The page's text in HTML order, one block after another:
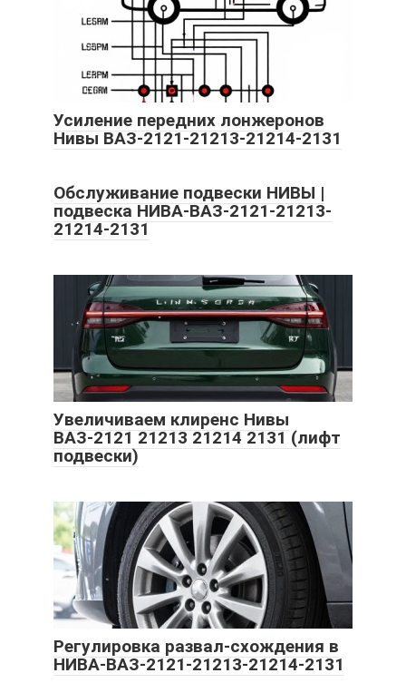
Усиление передних лонжеронов
Нивы ВАЗ-2121-21213-21214-2131
Обслуживание подвески НИВЫ |
подвеска НИВА-ВАЗ-2121-21213-
21214-2131
Увеличиваем клиренс Нивы
ВАЗ-2121 21213 21214 2131 (лифт
подвески)
Регулировка развал-схождения в
НИВА-ВАЗ-2121-21213-21214-2131